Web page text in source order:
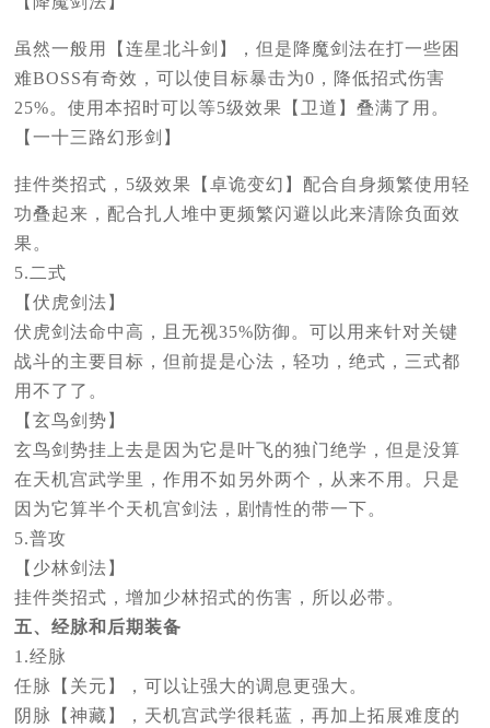
虽然一般用【连星北斗剑】，但是降魔剑法在打一些困
难BOSS有奇效，可以使目标暴击为0，降低招式伤害
25%。使用本招时可以等5级效果【卫道】叠满了用。
【一十三路幻形剑】
挂件类招式，5级效果【卓诡变幻】配合自身频繁使用轻
功叠起来，配合扎人堆中更频繁闪避以此来清除负面效
果。
5.二式
【伏虎剑法】
伏虎剑法命中高，且无视35%防御。可以用来针对关键
战斗的主要目标，但前提是心法，轻功，绝式，三式都
用不了了。
【玄鸟剑势】
玄鸟剑势挂上去是因为它是叶飞的独门绝学，但是没算
在天机宫武学里，作用不如另外两个，从来不用。只是
因为它算半个天机宫剑法，剧情性的带一下。
5.普攻
【少林剑法】
挂件类招式，增加少林招式的伤害，所以必带。
五、经脉和后期装备
1.经脉
任脉【关元】，可以让强大的调息更强大。
阴脉【神藏】，天机宫武学很耗蓝，再加上拓展难度的